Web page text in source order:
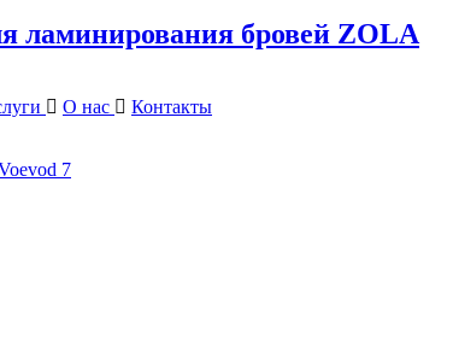
ламинирования бровей ZOLA
О нас
Контакты
7